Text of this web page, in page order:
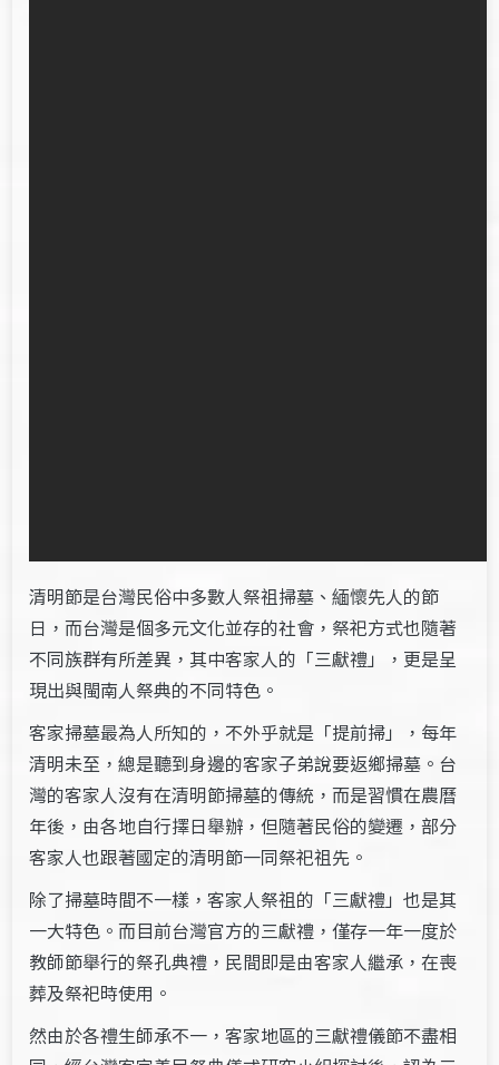
清明節是台灣民俗中多數人祭祖掃墓、緬懷先人的節
日，而台灣是個多元文化並存的社會，祭祀方式也隨著
不同族群有所差異，其中客家人的「三獻禮」，更是呈
現出與閩南人祭典的不同特色。
客家掃墓最為人所知的，不外乎就是「提前掃」，每年
清明未至，總是聽到身邊的客家子弟說要返鄉掃墓。台
灣的客家人沒有在清明節掃墓的傳統，而是習慣在農曆
年後，由各地自行擇日舉辦，但隨著民俗的變遷，部分
客家人也跟著國定的清明節一同祭祀祖先。
除了掃墓時間不一樣，客家人祭祖的「三獻禮」也是其
一大特色。而目前台灣官方的三獻禮，僅存一年一度於
教師節舉行的祭孔典禮，民間即是由客家人繼承，在喪
葬及祭祀時使用。
然由於各禮生師承不一，客家地區的三獻禮儀節不盡相